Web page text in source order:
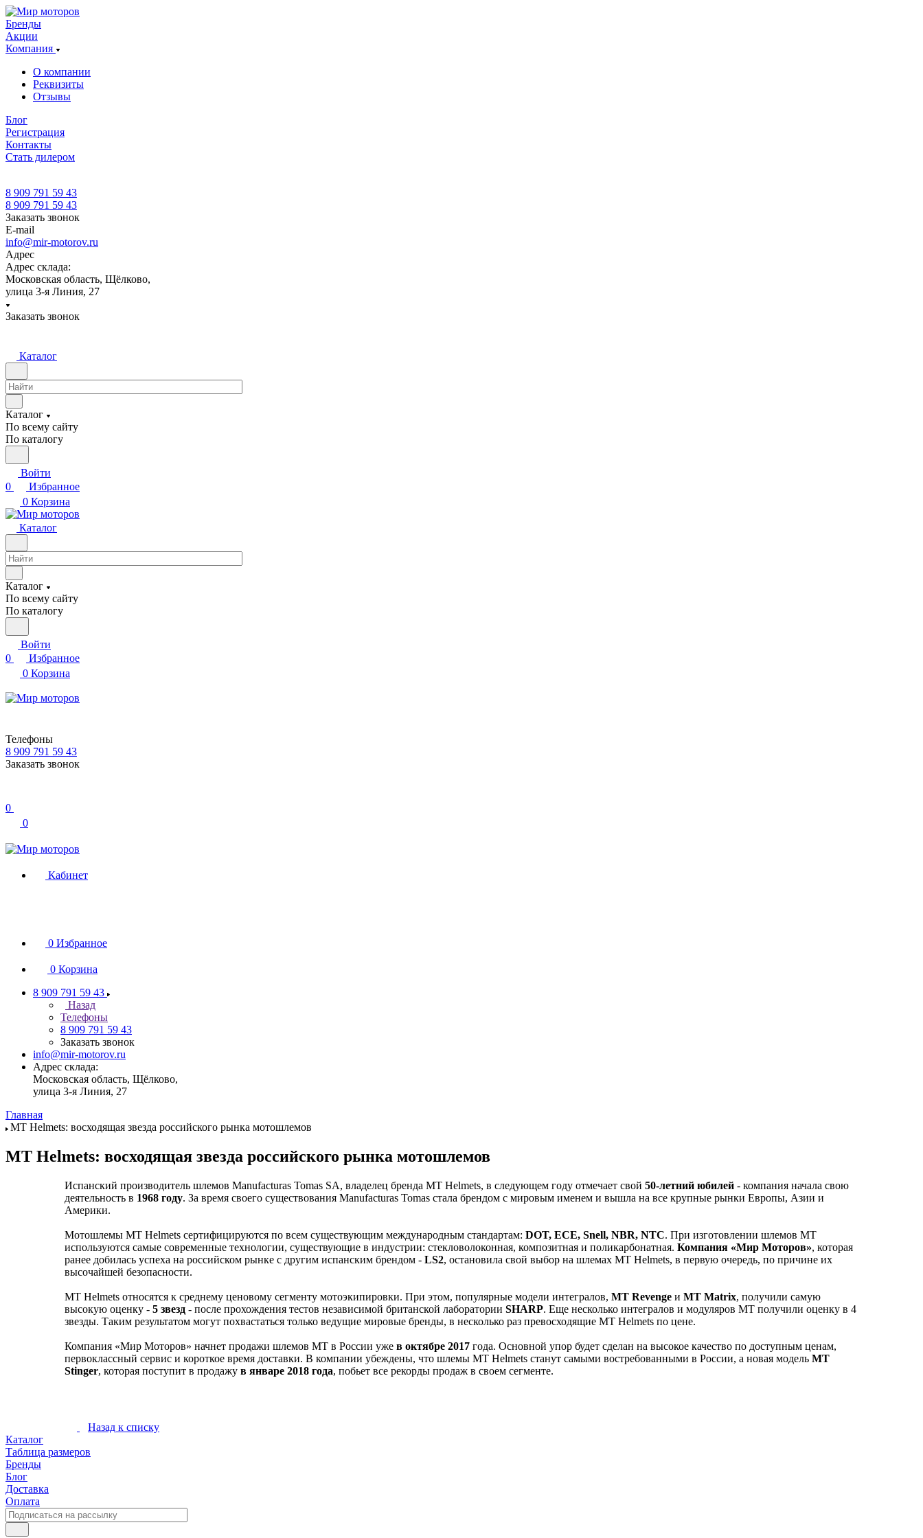
Бренды
Акции
Компания
О компании
Реквизиты
Отзывы
Блог
Регистрация
Контакты
Стать дилером
8 909 791 59 43
8 909 791 59 43
Заказать звонок
E-mail
info@mir-motorov.ru
Адрес
Адрес склада:
Московская область, Щёлково,
улица 3-я Линия, 27
Заказать звонок
Каталог
Каталог
По всему сайту
По каталогу
Войти
0
Избранное
0 Корзина
Каталог
Каталог
По всему сайту
По каталогу
Войти
0
Избранное
0 Корзина
Телефоны
8 909 791 59 43
Заказать звонок
0
0
Кабинет
0 Избранное
0 Корзина
8 909 791 59 43
Назад
Телефоны
8 909 791 59 43
Заказать звонок
info@mir-motorov.ru
Адрес склада:
Московская область, Щёлково,
улица 3-я Линия, 27
Главная
MT Helmets: восходящая звезда российского рынка мотошлемов
MT Helmets: восходящая звезда российского рынка мотошлемов
Испанский производитель шлемов Manufacturas Tomas SA, владелец бренда MT Helmets, в следующем году отмечает свой 50-летний юбилей - компания начала свою
деятельность в 1968 году. За время своего существования Manufacturas Tomas стала брендом с мировым именем и вышла на все крупные рынки Европы, Азии и
Америки.
Мотошлемы MT Helmets сертифицируются по всем существующим международным стандартам: DOT, ECE, Snell, NBR, NTC. При изготовлении шлемов MT
используются самые современные технологии, существующие в индустрии: стекловолоконная, композитная и поликарбонатная. Компания «Мир Моторов», которая
ранее добилась успеха на российском рынке с другим испанским брендом - LS2, остановила свой выбор на шлемах MT Helmets, в первую очередь, по причине их
высочайшей безопасности.
MT Helmets относятся к среднему ценовому сегменту мотоэкипировки. При этом, популярные модели интегралов, MT Revenge и MT Matrix, получили самую
высокую оценку - 5 звезд - после прохождения тестов независимой британской лаборатории SHARP. Еще несколько интегралов и модуляров MT получили оценку в 4
звезды. Таким результатом могут похвастаться только ведущие мировые бренды, в несколько раз превосходящие MT Helmets по цене.
Компания «Мир Моторов» начнет продажи шлемов МТ в России уже в октябре 2017 года. Основной упор будет сделан на высокое качество по доступным ценам,
первоклассный сервис и короткое время доставки. В компании убеждены, что шлемы MT Helmets станут самыми востребованными в России, а новая модель MT
Stinger, которая поступит в продажу в январе 2018 года, побьет все рекорды продаж в своем сегменте.
Назад к списку
Каталог
Таблица размеров
Бренды
Блог
Доставка
Оплата